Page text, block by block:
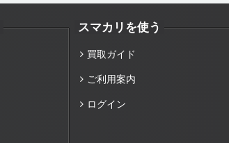
スマカリを使う
買取ガイド
ご利用案内
ログイン